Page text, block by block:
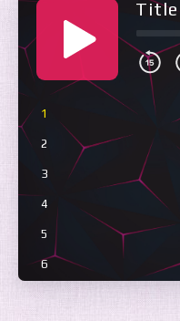
Title
1
2
3
4
5
6